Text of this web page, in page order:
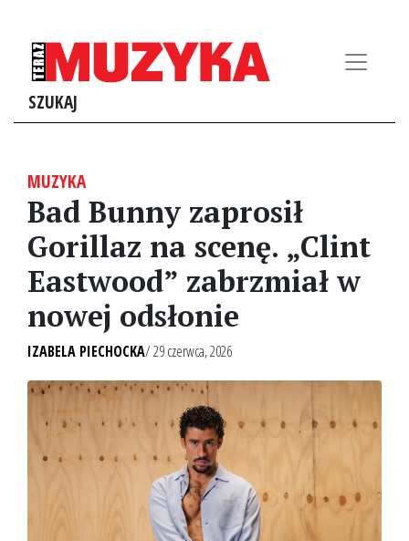
SZUKAJ
MUZYKA
Bad Bunny zaprosił
Gorillaz na scenę. „Clint
Eastwood” zabrzmiał w
nowej odsłonie
IZABELA PIECHOCKA/ 29 czerwca, 2026